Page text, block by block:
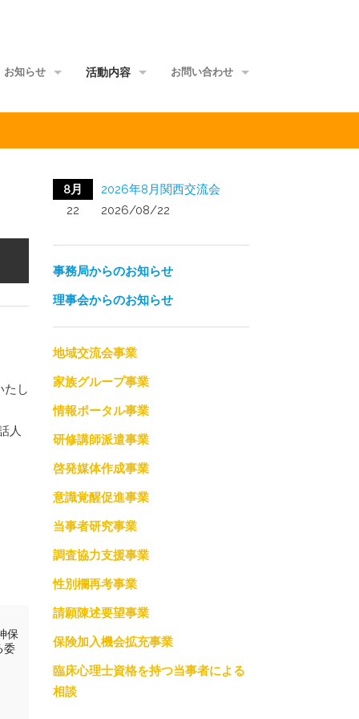
お知らせ
メールマガジン
正会員ML
活動内容
情報ポータル事業
啓発媒体作成事業
当事者研究事業
調査協力支援事業
性別欄再考事業
保険加入機会拡充事業
臨床心理士資格を持つ当事者による相談
お問い合わせ
たし
人
保
委
8月
22
2026年8月関西交流会
2026/08/22
事務局からのお知らせ
理事会からのお知らせ
地域交流会事業
家族グループ事業
情報ポータル事業
研修講師派遣事業
啓発媒体作成事業
意識覚醒促進事業
当事者研究事業
調査協力支援事業
性別欄再考事業
請願陳述要望事業
保険加入機会拡充事業
臨床心理士資格を持つ当事者による
相談